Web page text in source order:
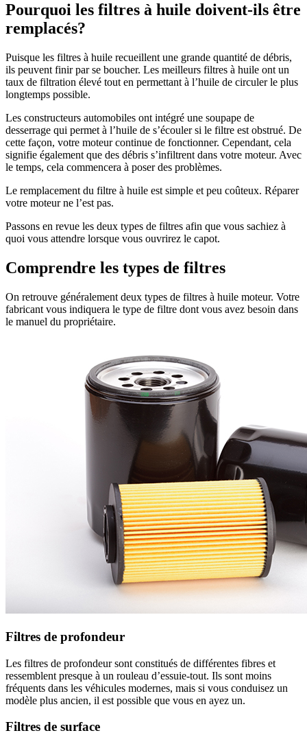
Pourquoi les filtres à huile doivent-ils être
remplacés?
Puisque les filtres à huile recueillent une grande quantité de débris,
ils peuvent finir par se boucher. Les meilleurs filtres à huile ont un
taux de filtration élevé tout en permettant à l’huile de circuler le plus
longtemps possible.
Les constructeurs automobiles ont intégré une soupape de
desserrage qui permet à l’huile de s’écouler si le filtre est obstrué. De
cette façon, votre moteur continue de fonctionner. Cependant, cela
signifie également que des débris s’infiltrent dans votre moteur. Avec
le temps, cela commencera à poser des problèmes.
Le remplacement du filtre à huile est simple et peu coûteux. Réparer
votre moteur ne l’est pas.
Passons en revue les deux types de filtres afin que vous sachiez à
quoi vous attendre lorsque vous ouvrirez le capot.
Comprendre les types de filtres
On retrouve généralement deux types de filtres à huile moteur. Votre
fabricant vous indiquera le type de filtre dont vous avez besoin dans
le manuel du propriétaire.
Filtres de profondeur
Les filtres de profondeur sont constitués de différentes fibres et
ressemblent presque à un rouleau d’essuie-tout. Ils sont moins
fréquents dans les véhicules modernes, mais si vous conduisez un
modèle plus ancien, il est possible que vous en ayez un.
Filtres de surface